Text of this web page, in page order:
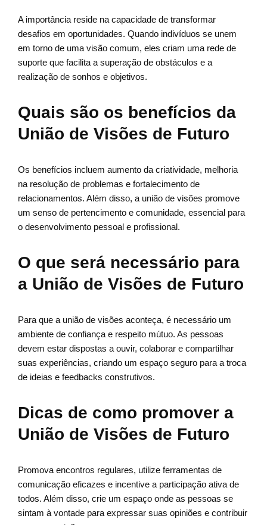
A importância reside na capacidade de transformar
desafios em oportunidades. Quando indivíduos se unem
em torno de uma visão comum, eles criam uma rede de
suporte que facilita a superação de obstáculos e a
realização de sonhos e objetivos.
Quais são os benefícios da
União de Visões de Futuro
Os benefícios incluem aumento da criatividade, melhoria
na resolução de problemas e fortalecimento de
relacionamentos. Além disso, a união de visões promove
um senso de pertencimento e comunidade, essencial para
o desenvolvimento pessoal e profissional.
O que será necessário para
a União de Visões de Futuro
Para que a união de visões aconteça, é necessário um
ambiente de confiança e respeito mútuo. As pessoas
devem estar dispostas a ouvir, colaborar e compartilhar
suas experiências, criando um espaço seguro para a troca
de ideias e feedbacks construtivos.
Dicas de como promover a
União de Visões de Futuro
Promova encontros regulares, utilize ferramentas de
comunicação eficazes e incentive a participação ativa de
todos. Além disso, crie um espaço onde as pessoas se
sintam à vontade para expressar suas opiniões e contribuir